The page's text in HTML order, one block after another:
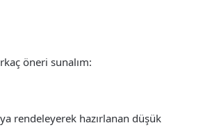
öneri sunalım:
rendeleyerek hazırlanan düşük